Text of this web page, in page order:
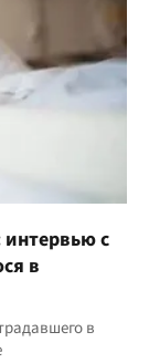
с
в
в